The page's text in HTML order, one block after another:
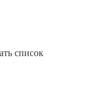
список